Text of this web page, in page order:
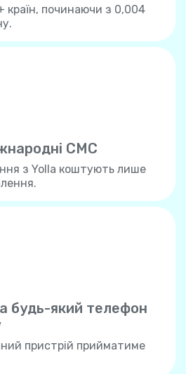
країн, починаючи з 0,004
СМС
з Yolla коштують лише
будь-який телефон
пристрій прийматиме